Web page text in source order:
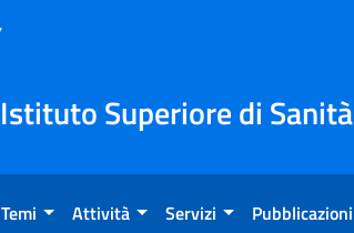
Istituto Superiore di Sanità
Temi Attività Servizi Pubblicazioni